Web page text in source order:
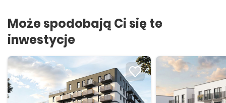
Może spodobają Ci się te
inwestycje